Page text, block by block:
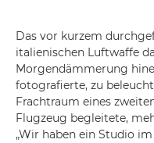
Das vor kurzem
italienischen Luftwaffe
Morgendämmerung
fotografierte, zu
Frachtraum eines
Flugzeug begleitete,
„Wir haben ein Studio